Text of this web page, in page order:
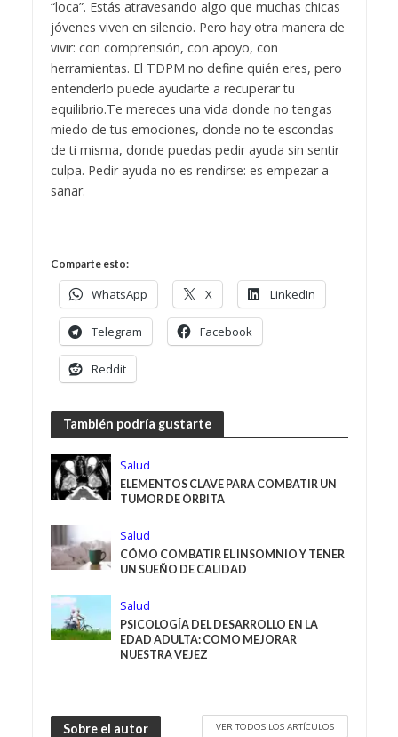
“loca”. Estás atravesando algo que muchas chicas
jóvenes viven en silencio. Pero hay otra manera de
vivir: con comprensión, con apoyo, con
herramientas. El TDPM no define quién eres, pero
entenderlo puede ayudarte a recuperar tu
equilibrio.Te mereces una vida donde no tengas
miedo de tus emociones, donde no te escondas
de ti misma, donde puedas pedir ayuda sin sentir
culpa. Pedir ayuda no es rendirse: es empezar a
sanar.
Comparte esto:
WhatsApp X LinkedIn
Telegram Facebook
Reddit
También podría gustarte
Salud
ELEMENTOS CLAVE PARA COMBATIR UN
TUMOR DE ÓRBITA
Salud
CÓMO COMBATIR EL INSOMNIO Y TENER
UN SUEÑO DE CALIDAD
Salud
PSICOLOGÍA DEL DESARROLLO EN LA
EDAD ADULTA: COMO MEJORAR
NUESTRA VEJEZ
Sobre el autor VER TODOS LOS ARTÍCULOS